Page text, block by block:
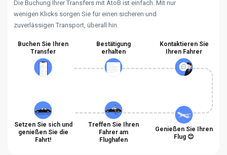
Die Buchung Ihrer Transfers mit AtoB ist einfach. Mit nur
wenigen Klicks sorgen Sie für einen sicheren und
zuverlässigen Transport, überall hin.
Buchen Sie Ihren
Transfer
Bestätigung
erhalten
Kontaktieren Sie
Ihren Fahrer
Setzen Sie sich und
genießen Sie die
Fahrt!
Treffen Sie Ihren
Fahrer am
Flughafen
Genießen Sie Ihren
Flug 😊